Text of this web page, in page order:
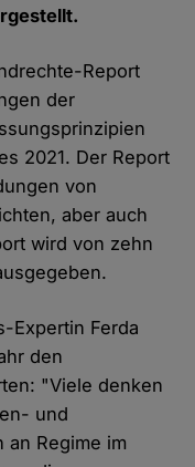
Report
der
2021. Der Report
von
aber auch
wird von zehn
Expertin Ferda
den
"Viele denken
und
Regime im